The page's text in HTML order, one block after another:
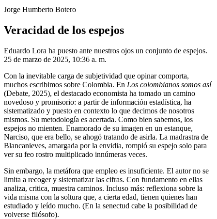
Jorge Humberto Botero
Veracidad de los espejos
Eduardo Lora ha puesto ante nuestros ojos un conjunto de espejos.
25 de marzo de 2025, 10:36 a. m.
Con la inevitable carga de subjetividad que opinar comporta,
muchos escribimos sobre Colombia. En Los colombianos somos así
(Debate, 2025), el destacado economista ha tomado un camino
novedoso y promisorio: a partir de información estadística, ha
sistematizado y puesto en contexto lo que decimos de nosotros
mismos. Su metodología es acertada. Como bien sabemos, los
espejos no mienten. Enamorado de su imagen en un estanque,
Narciso, que era bello, se ahogó tratando de asirla. La madrastra de
Blancanieves, amargada por la envidia, rompió su espejo solo para
ver su feo rostro multiplicado innúmeras veces.
Sin embargo, la metáfora que empleo es insuficiente. El autor no se
limita a recoger y sistematizar las cifras. Con fundamento en ellas
analiza, critica, muestra caminos. Incluso más: reflexiona sobre la
vida misma con la soltura que, a cierta edad, tienen quienes han
estudiado y leído mucho. (En la senectud cabe la posibilidad de
volverse filósofo).